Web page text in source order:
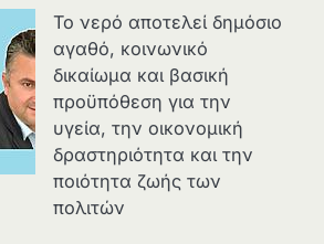
Το νερό αποτελεί δημόσιο
αγαθό, κοινωνικό
δικαίωμα και βασική
προϋπόθεση για την
υγεία, την οικονομική
δραστηριότητα και την
ποιότητα ζωής των
πολιτών